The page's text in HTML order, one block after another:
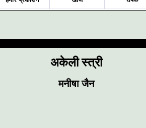
अकेली स्त्री
मनीषा जैन